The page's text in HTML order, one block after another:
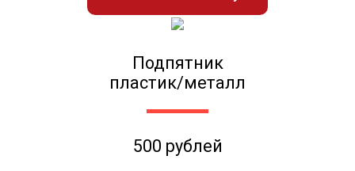
Подпятник
пластик/металл
500 рублей